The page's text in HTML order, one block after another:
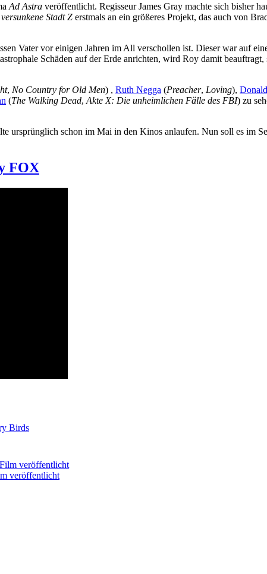
Ad Astra veröffentlicht. Regisseur James Gray machte sich bisher
Stadt Z erstmals an ein größeres Projekt, das auch von
Vater vor einigen Jahren im All verschollen ist. Dieser war auf
Schäden auf der Erde anrichten, wird Roy damit
, No Country for Old Men) , Ruth Negga (Preacher, Loving),
(The Walking Dead, Akte X: Die unheimlichen Fälle des FBI) zu
ursprünglich schon im Mai in den Kinos anlaufen. Nun soll es im
FOX
Birds
veröffentlicht